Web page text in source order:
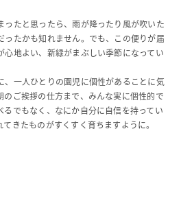
ったと思ったら、雨が降ったり風が吹いた
ったかも知れません。でも、この便りが届
心地よい、新緑がまぶしい季節になってい
、一人ひとりの園児に個性があることに気
のご挨拶の仕方まで、みんな実に個性的で
でもなく、なにか自分に自信を持ってい
きたものがすくすく育ちますように。